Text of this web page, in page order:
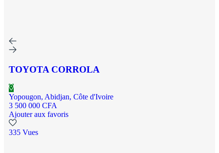
TOYOTA CORROLA
Yopougon, Abidjan, Côte d'Ivoire
3 500 000 CFA
Ajouter aux favoris
335 Vues